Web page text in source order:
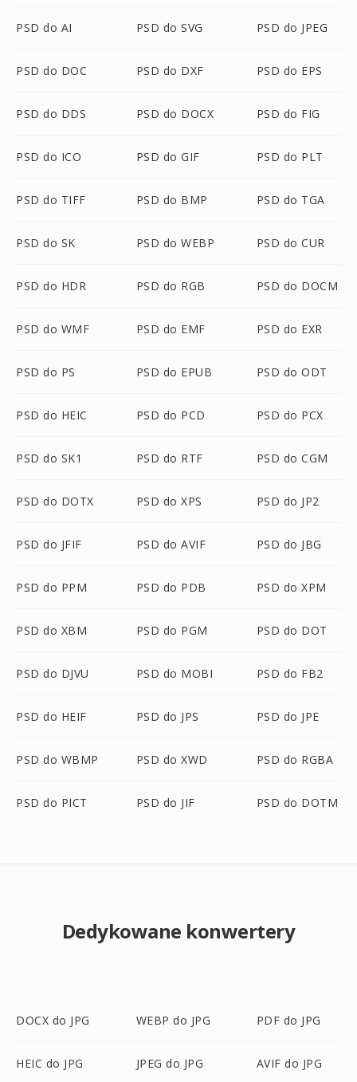
PSD do AI PSD do SVG PSD do JPEG
PSD do DOC PSD do DXF PSD do EPS
PSD do DDS PSD do DOCX PSD do FIG
PSD do ICO PSD do GIF PSD do PLT
PSD do TIFF PSD do BMP PSD do TGA
PSD do SK PSD do WEBP PSD do CUR
PSD do HDR PSD do RGB PSD do DOCM
PSD do WMF PSD do EMF PSD do EXR
PSD do PS PSD do EPUB PSD do ODT
PSD do HEIC PSD do PCD PSD do PCX
PSD do SK1 PSD do RTF PSD do CGM
PSD do DOTX PSD do XPS PSD do JP2
PSD do JFIF PSD do AVIF PSD do JBG
PSD do PPM PSD do PDB PSD do XPM
PSD do XBM PSD do PGM PSD do DOT
PSD do DJVU PSD do MOBI PSD do FB2
PSD do HEIF PSD do JPS PSD do JPE
PSD do WBMP PSD do XWD PSD do RGBA
PSD do PICT PSD do JIF PSD do DOTM
Dedykowane konwertery
DOCX do JPG WEBP do JPG PDF do JPG
HEIC do JPG JPEG do JPG AVIF do JPG